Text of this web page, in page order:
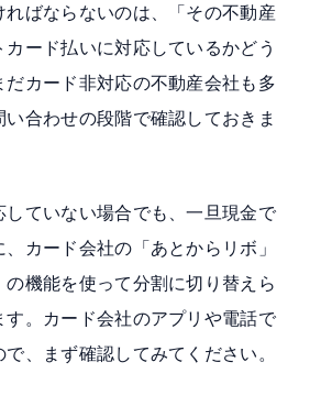
ればならないのは、「その不動産
ード払いに対応しているかどう
だカード非対応の不動産会社も多
い合わせの段階で確認しておきま
していない場合でも、一旦現金で
カード会社の「あとからリボ」
の機能を使って分割に切り替えら
す。カード会社のアプリや電話で
、まず確認してみてください。